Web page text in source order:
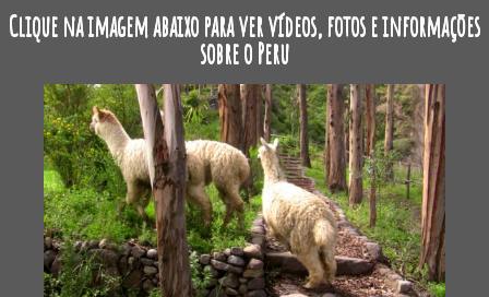
Clique na imagem abaixo para ver vídeos, fotos e informações
sobre o Peru